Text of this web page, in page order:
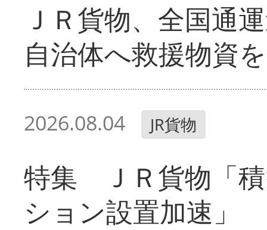
ＪＲ貨物、全国通
自治体へ救援物資
2026.08.04 JR貨物
特集 ＪＲ貨物「
ション設置加速」